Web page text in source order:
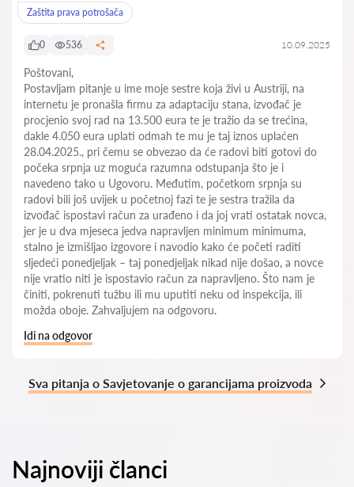
Zaštita prava potrošača
0 536 10.09.2025
Poštovani,
Postavljam pitanje u ime moje sestre koja živi u Austriji, na
internetu je pronašla firmu za adaptaciju stana, izvođač je
procjenio svoj rad na 13.500 eura te je tražio da se trećina,
dakle 4.050 eura uplati odmah te mu je taj iznos uplaćen
28.04.2025., pri čemu se obvezao da će radovi biti gotovi do
počeka srpnja uz moguća razumna odstupanja što je i
navedeno tako u Ugovoru. Međutim, početkom srpnja su
radovi bili još uvijek u početnoj fazi te je sestra tražila da
izvođač ispostavi račun za urađeno i da joj vrati ostatak novca,
jer je u dva mjeseca jedva napravljen minimum minimuma,
stalno je izmišljao izgovore i navodio kako će početi raditi
sljedeći ponedjeljak – taj ponedjeljak nikad nije došao, a novce
nije vratio niti je ispostavio račun za napravljeno. Što nam je
činiti, pokrenuti tužbu ili mu uputiti neku od inspekcija, ili
možda oboje. Zahvaljujem na odgovoru.
Idi na odgovor
Sva pitanja o Savjetovanje o garancijama proizvoda
Najnoviji članci